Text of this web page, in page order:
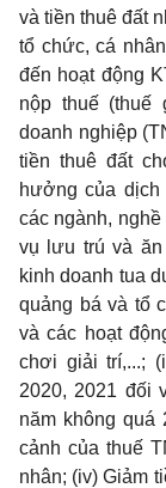
và tiền thuê đất
tổ chức, cá
đến hoạt động
nộp thuế (thuế
doanh nghiệp
tiền thuê đất
hưởng của dịch
các ngành,
vụ lưu trú và ăn
kinh doanh tua
quảng bá và tổ
và các hoạt
chơi giải trí,...;
2020, 2021 đối
năm không quá
cảnh của thuế
nhân; (iv) Giảm